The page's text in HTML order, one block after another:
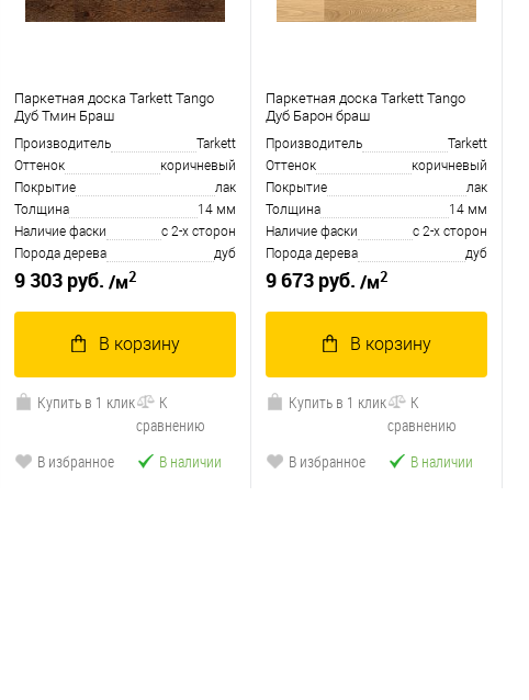
Паркетная доска Tarkett Tango
Дуб Тмин Браш
Производитель
Tarkett
Оттенок
коричневый
Покрытие
лак
Толщина
14 мм
Наличие фаски
с 2-х сторон
Порода дерева
дуб
9 303 руб. /м2
В корзину
Купить в 1 клик
К
сравнению
В избранное
В наличии
Паркетная доска Tarkett Tango
Дуб Барон браш
Производитель
Tarkett
Оттенок
коричневый
Покрытие
лак
Толщина
14 мм
Наличие фаски
с 2-х сторон
Порода дерева
дуб
9 673 руб. /м2
В корзину
Купить в 1 клик
К
сравнению
В избранное
В наличии